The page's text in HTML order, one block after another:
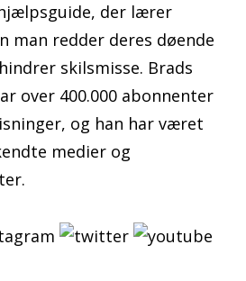
der lærer
man redder deres døende
skilsmisse. Brads
over 400.000 abonnenter
og han har været
medier og